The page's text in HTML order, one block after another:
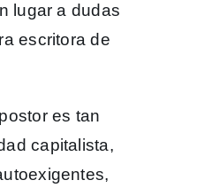
lugar a dudas
escritora de
es tan
capitalista,